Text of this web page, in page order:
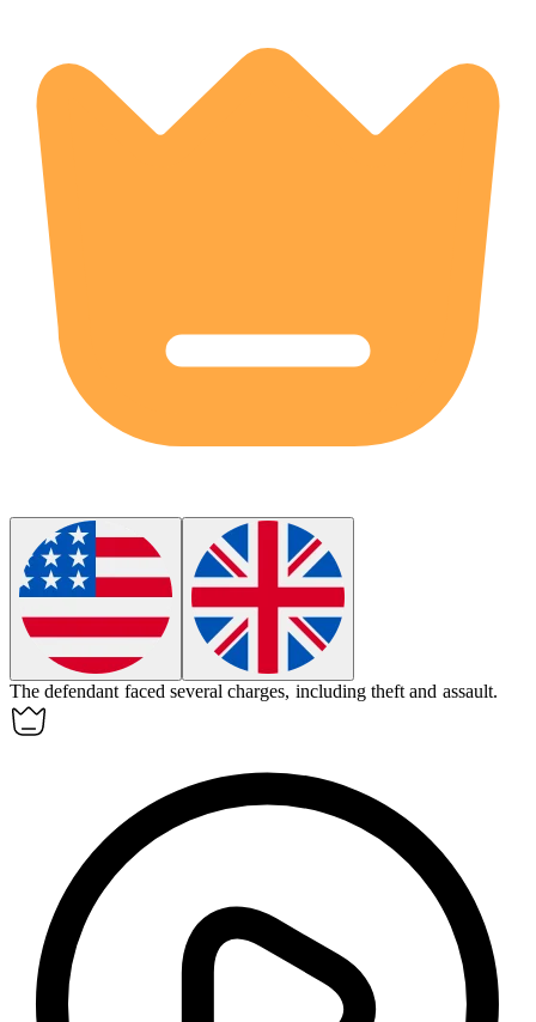
The defendant faced severalcharges, including theft and assault.